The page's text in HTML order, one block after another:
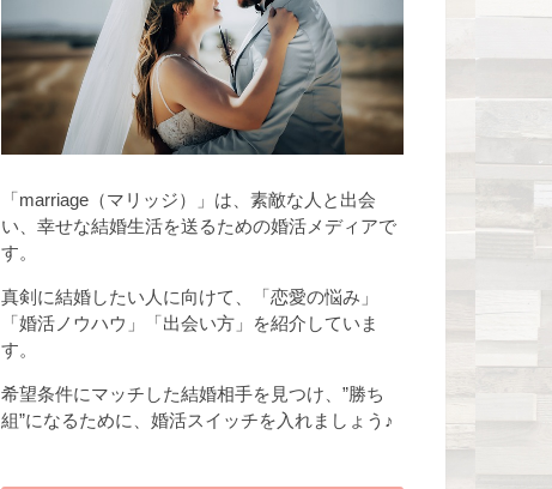
「marriage（マリッジ）」は、素敵な人と出会
い、幸せな結婚生活を送るための婚活メディアで
す。
真剣に結婚したい人に向けて、「恋愛の悩み」
「婚活ノウハウ」「出会い方」を紹介していま
す。
希望条件にマッチした結婚相手を見つけ、”勝ち
組”になるために、婚活スイッチを入れましょう♪